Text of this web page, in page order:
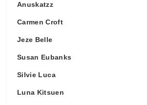
Anuskatzz
Carmen Croft
Jeze Belle
Susan Eubanks
Silvie Luca
Luna Kitsuen